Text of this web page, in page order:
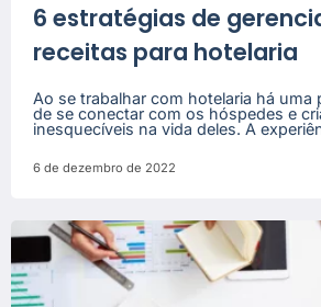
6 estratégias de
receitas para hotelaria
Ao se trabalhar com hotelaria há uma
de se conectar com os hóspedes e
inesquecíveis na vida deles. A
6 de dezembro de 2022